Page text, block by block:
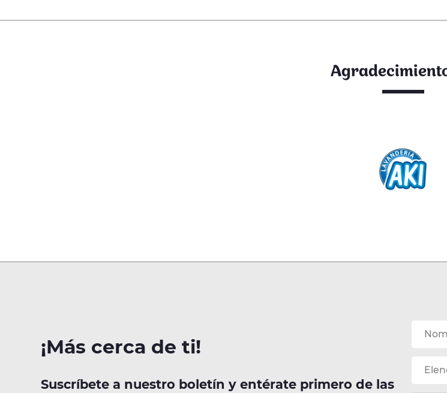
¡Más cerca de ti!
Suscríbete a nuestro boletín y entérate primero de las